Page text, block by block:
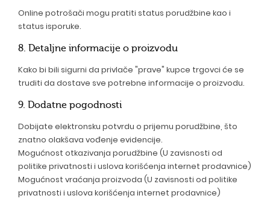
Online potrošači mogu pratiti status porudžbine kao i
status isporuke.
8. Detaljne informacije o proizvodu
Kako bi bili sigurni da privlače "prave" kupce trgovci će se
truditi da dostave sve potrebne informacije o proizvodu.
9. Dodatne pogodnosti
Dobijate elektronsku potvrdu o prijemu porudžbine, što
znatno olakšava vođenje evidencije.
Mogućnost otkazivanja porudžbine (U zavisnosti od
politike privatnosti i uslova korišćenja internet prodavnice)
Mogućnost vraćanja proizvoda (U zavisnosti od politike
privatnosti i uslova korišćenja internet prodavnice)